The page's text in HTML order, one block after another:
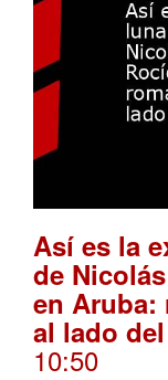
Así es la
de
en Aruba:
al lado
10:50